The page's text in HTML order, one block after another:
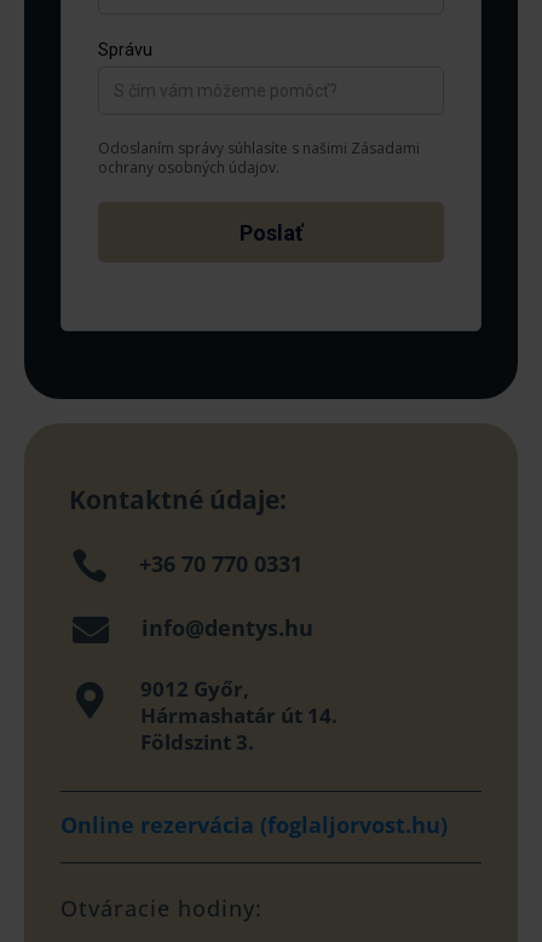
Kontaktné údaje:
 +36 70 770 0331
 info@dentys.hu

9012 Győr,
Hármashatár út 14.
Földszint 3.
Online rezervácia (foglaljorvost.hu)
Otváracie hodiny: